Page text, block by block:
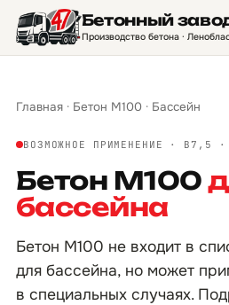
Бетонный
Производство бетона ·
Главная · Бетон М100 · Бассейн
ВОЗМОЖНОЕ ПРИМЕНЕНИЕ · B7,5 ·
Бетон М100
бассейна
Бетон М100 не входит в
для бассейна, но может
в специальных случаях.